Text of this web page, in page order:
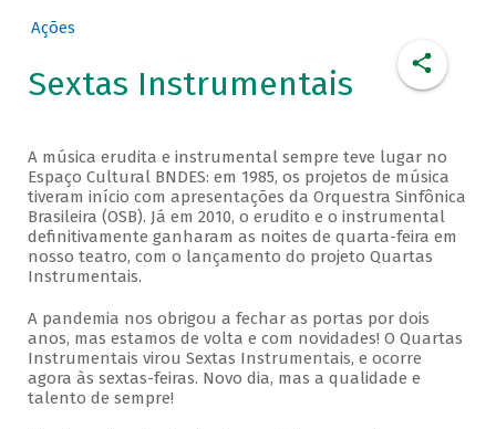
Ações
Sextas Instrumentais
A música erudita e instrumental sempre teve lugar no
Espaço Cultural BNDES: em 1985, os projetos de música
tiveram início com apresentações da Orquestra Sinfônica
Brasileira (OSB). Já em 2010, o erudito e o instrumental
definitivamente ganharam as noites de quarta-feira em
nosso teatro, com o lançamento do projeto Quartas
Instrumentais.
A pandemia nos obrigou a fechar as portas por dois
anos, mas estamos de volta e com novidades! O Quartas
Instrumentais virou Sextas Instrumentais, e ocorre
agora às sextas-feiras. Novo dia, mas a qualidade e
talento de sempre!